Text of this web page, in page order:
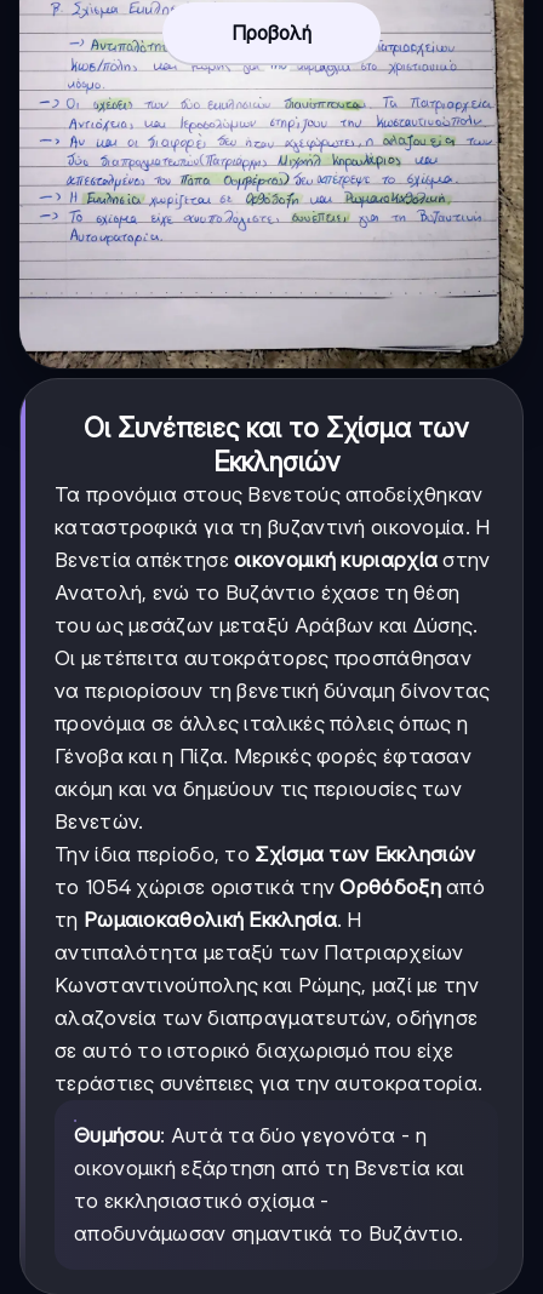
Προβολή
Οι Συνέπειες και το Σχίσμα των
Εκκλησιών
Τα προνόμια στους Βενετούς αποδείχθηκαν
καταστροφικά για τη βυζαντινή οικονομία. Η
Βενετία απέκτησεοικονομική κυριαρχία στην
Ανατολή, ενώ το Βυζάντιο έχασε τη θέση
του ως μεσάζων μεταξύ Αράβων και Δύσης.
Οι μετέπειτα αυτοκράτορες προσπάθησαν
να περιορίσουν τη βενετική δύναμη δίνοντας
προνόμια σε άλλες ιταλικές πόλεις όπως η
Γένοβα και η Πίζα. Μερικές φορές έφτασαν
ακόμη και να δημεύουν τις περιουσίες των
Βενετών.
Την ίδια περίοδο, το Σχίσμα των Εκκλησιών
το 1054 χώρισε οριστικά τηνΟρθόδοξηαπό
τη Ρωμαιοκαθολική Εκκλησία. Η
αντιπαλότητα μεταξύ των Πατριαρχείων
Κωνσταντινούπολης και Ρώμης, μαζί με την
αλαζονεία των διαπραγματευτών, οδήγησε
σε αυτό το ιστορικό διαχωρισμό που είχε
τεράστιες συνέπειες για την αυτοκρατορία.
Θυμήσου: Αυτά τα δύο γεγονότα - η
οικονομική εξάρτηση από τη Βενετία και
το εκκλησιαστικό σχίσμα -
αποδυνάμωσαν σημαντικά το Βυζάντιο.